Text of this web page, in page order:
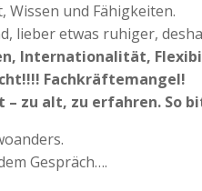
und Fähigkeiten.
lieber etwas ruhiger,
Internationalität,
Fachkräftemangel!
– zu alt, zu erfahren. So
Gespräch….